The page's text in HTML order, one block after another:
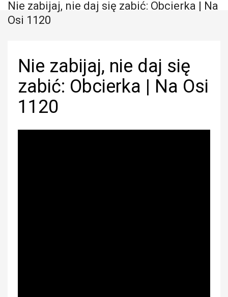
Nie zabijaj, nie daj się zabić: Obcierka | Na
Osi 1120
Nie zabijaj, nie daj się
zabić: Obcierka | Na Osi
1120